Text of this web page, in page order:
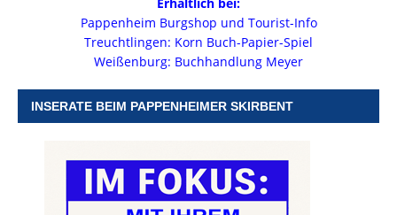
Pappenheim Burgshop und Tourist-Info
Treuchtlingen: Korn Buch-Papier-Spiel
Weißenburg: Buchhandlung Meyer
INSERATE BEIM PAPPENHEIMER SKIRBENT